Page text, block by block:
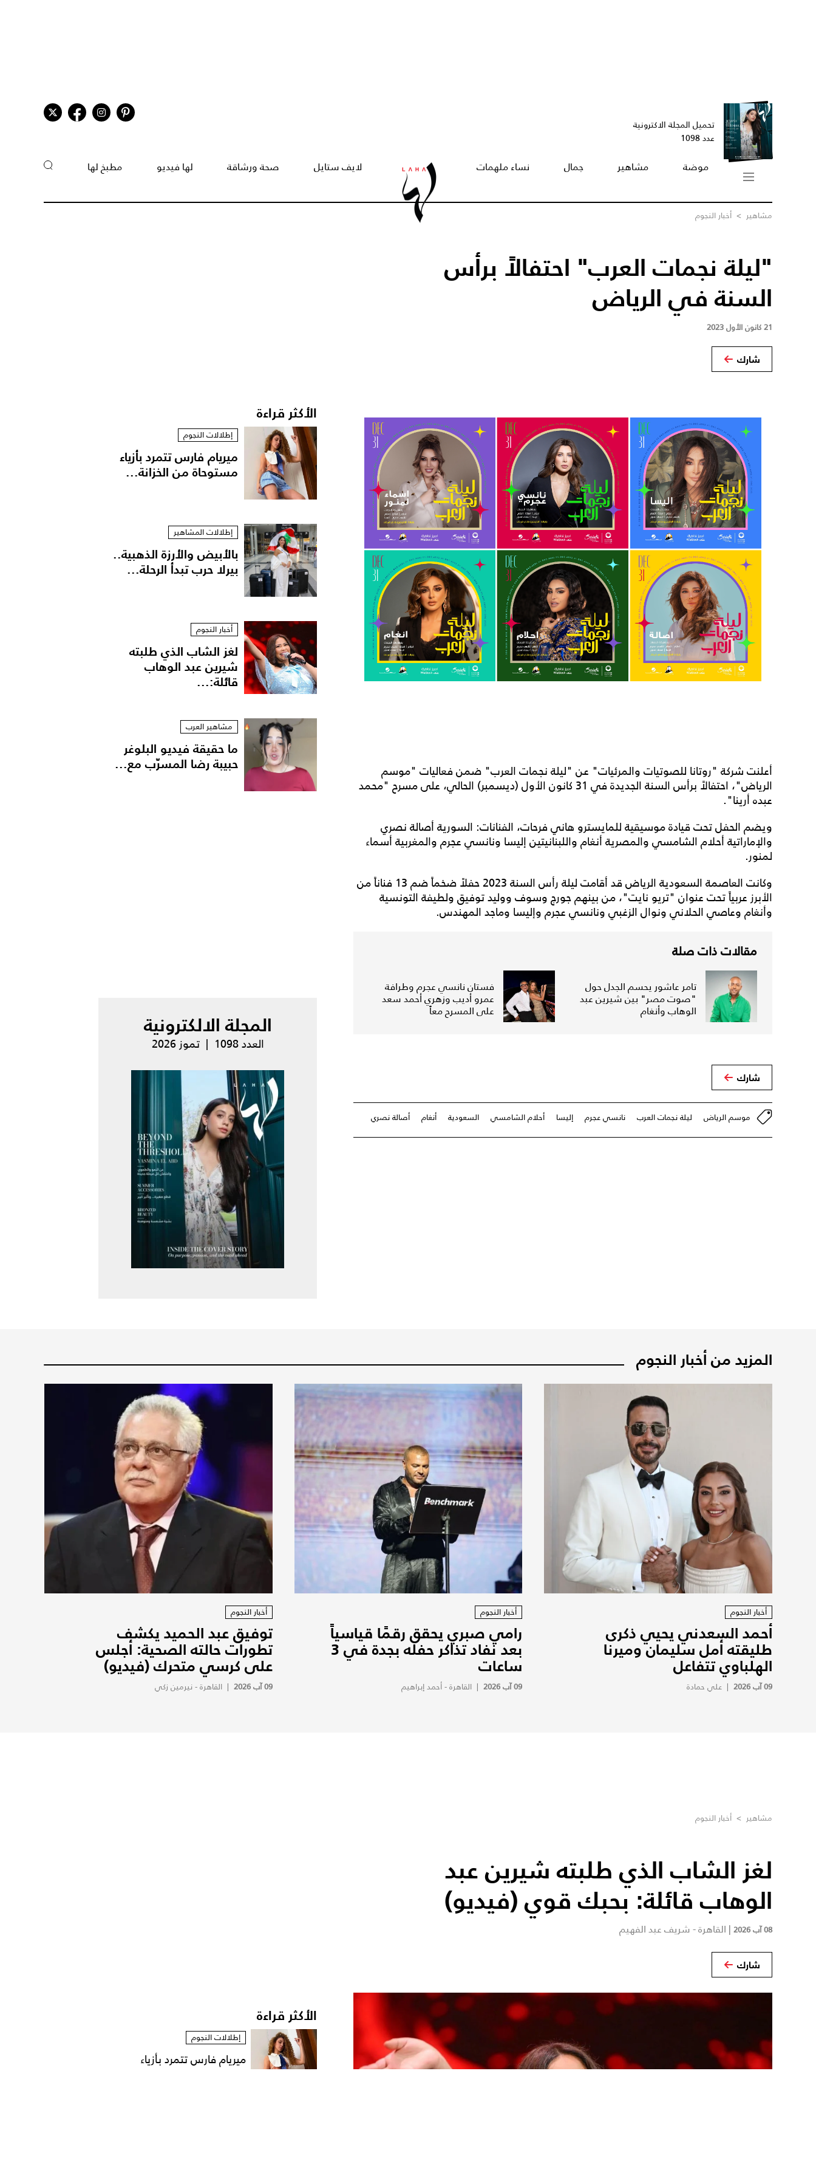
تحميل المجلة الاكترونية
عدد 1098
موضة مشاهير جمال نساء ملهمات لايف ستايل صحة ورشاقة لها فيديو مطبخ لها
مشاهير > أخبار النجوم
"ليلة نجمات العرب" احتفالاً برأس
السنة في الرياض
21 كانون الأول 2023
شارك
أعلنت شركة "روتانا للصوتيات والمرئيات" عن "ليلة نجمات العرب" ضمن فعاليات "موسم
الرياض"، احتفالاً برأس السنة الجديدة في 31 كانون الأول (ديسمبر) الحالي، على مسرح "محمد
عبده أرينا".
ويضم الحفل تحت قيادة موسيقية للمايسترو هاني فرحات، الفنانات: السورية أصالة نصري
والإماراتية أحلام الشامسي والمصرية أنغام واللبنانيتين إليسا ونانسي عجرم والمغربية أسماء
لمنور.
وكانت العاصمة السعودية الرياض قد أقامت ليلة رأس السنة 2023 حفلاً ضخماً ضم 13 فناناً من
الأبرز عربياً تحت عنوان "تريو نايت"، من بينهم جورج وسوف ووليد توفيق ولطيفة التونسية
وأنغام وعاصي الحلاني ونوال الزغبي ونانسي عجرم وإليسا وماجد المهندس.
مقالات ذات صلة
تامر عاشور يحسم الجدل حول
"صوت مصر" بين شيرين عبد
الوهاب وأنغام
فستان نانسي عجرم وطرافة
عمرو أديب وزهري أحمد سعد
على المسرح معاً
شارك
موسم الرياض ليلة نجمات العرب نانسي عجرم إليسا أحلام الشامسي السعودية أنغام أصالة نصري
الأكثر قراءة
إطلالات النجوم
ميريام فارس تتمرد بأزياء
مستوحاة من الخزانة...
إطلالات المشاهير
بالأبيض والأرزة الذهبية..
بيرلا حرب تبدأ الرحلة...
أخبار النجوم
لغز الشاب الذي طلبته
شيرين عبد الوهاب
قائلة:...
مشاهير العرب
ما حقيقة فيديو البلوغر
حبيبة رضا المسرّب مع...
المجلة الالكترونية
العدد 1098 | تموز 2026
المزيد من أخبار النجوم
أخبار النجوم
أحمد السعدني يحيي ذكرى
طليقته أمل سليمان وميرنا
الهلباوي تتفاعل
09 آب 2026 | علي حمادة
أخبار النجوم
رامي صبري يحقق رقمًا قياسياً
بعد نفاد تذاكر حفله بجدة في 3
ساعات
09 آب 2026 | القاهرة - أحمد إبراهيم
أخبار النجوم
توفيق عبد الحميد يكشف
تطورات حالته الصحية: أجلس
على كرسي متحرك (فيديو)
09 آب 2026 |القاهرة - نيرمين زكي
مشاهير > أخبار النجوم
لغز الشاب الذي طلبته شيرين عبد
الوهاب قائلة: بحبك قوي (فيديو)
08 آب 2026 | القاهرة - شريف عبد الفهيم
شارك
الأكثر قراءة
إطلالات النجوم
ميريام فارس تتمرد بأزياء